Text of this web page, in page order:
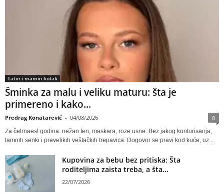
Tatin i mamin kutak
Šminka za malu i veliku maturu: šta je
primereno i kako...
Predrag Konatarević - 04/08/2026 0
Za četrnaest godina: nežan ten, maskara, roze usne. Bez jakog konturisanja,
tamnih senki i prevelikih veštačkih trepavica. Dogovor se pravi kod kuće, uz...
Kupovina za bebu bez pritiska: Šta
roditeljima zaista treba, a šta...
22/07/2026